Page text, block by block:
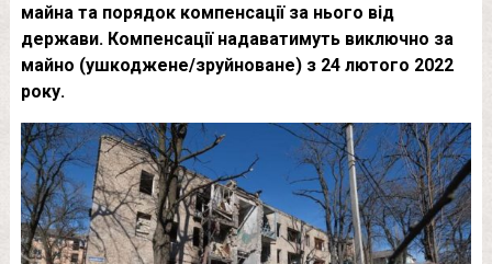
майна та порядок компенсації за нього від
держави. Компенсації надаватимуть виключно за
майно (ушкоджене/зруйноване) з 24 лютого 2022
року.